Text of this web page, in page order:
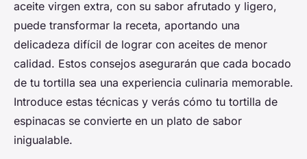
aceite virgen extra, con su sabor afrutado y ligero,
puede transformar la receta, aportando una
delicadeza difícil de lograr con aceites de menor
calidad. Estos consejos asegurarán que cada bocado
de tu tortilla sea una experiencia culinaria memorable.
Introduce estas técnicas y verás cómo tu tortilla de
espinacas se convierte en un plato de sabor
inigualable.